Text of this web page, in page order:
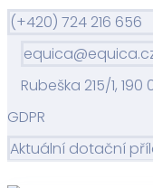
(+420) 724 216 656
Rubeška 215/1,
GDPR
Aktuální dotační